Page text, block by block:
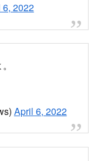
2022
April 6, 2022